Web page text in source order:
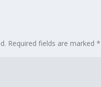
Required fields are marked*